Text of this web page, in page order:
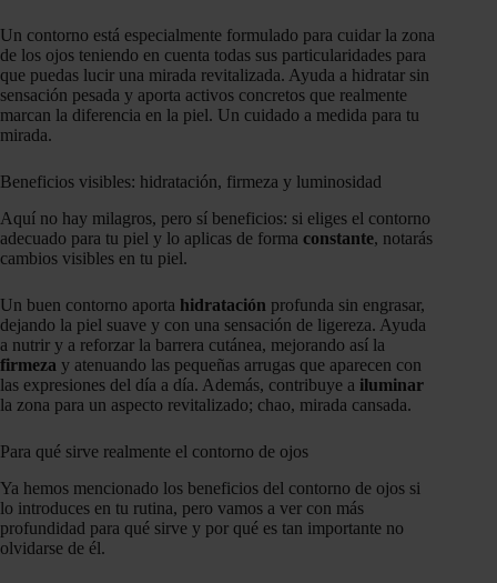
Un contorno está especialmente formulado para cuidar la zona
de los ojos teniendo en cuenta todas sus particularidades para
que puedas lucir una mirada revitalizada. Ayuda a hidratar sin
sensación pesada y aporta activos concretos que realmente
marcan la diferencia en la piel. Un cuidado a medida para tu
mirada.
Beneficios visibles: hidratación, firmeza y luminosidad
Aquí no hay milagros, pero sí beneficios: si eliges el contorno
adecuado para tu piel y lo aplicas de forma constante, notarás
cambios visibles en tu piel.
Un buen contorno aporta hidratación profunda sin engrasar,
dejando la piel suave y con una sensación de ligereza. Ayuda
a nutrir y a reforzar la barrera cutánea, mejorando así la
firmeza y atenuando las pequeñas arrugas que aparecen con
las expresiones del día a día. Además, contribuye a iluminar
la zona para un aspecto revitalizado; chao, mirada cansada.
Para qué sirve realmente el contorno de ojos
Ya hemos mencionado los beneficios del contorno de ojos si
lo introduces en tu rutina, pero vamos a ver con más
profundidad para qué sirve y por qué es tan importante no
olvidarse de él.